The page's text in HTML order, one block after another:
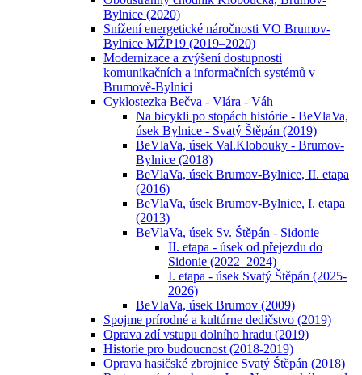
Bylnice (2020)
Snížení energetické náročnosti VO Brumov-
Bylnice MŽP19 (2019–2020)
Modernizace a zvýšení dostupnosti
komunikačních a informačních systémů v
Brumově-Bylnici
Cyklostezka Bečva - Vlára - Váh
Na bicykli po stopách histórie - BeVlaVa,
úsek Bylnice - Svatý Štěpán (2019)
BeVlaVa, úsek Val.Klobouky - Brumov-
Bylnice (2018)
BeVlaVa, úsek Brumov-Bylnice, II. etapa
(2016)
BeVlaVa, úsek Brumov-Bylnice, I. etapa
(2013)
BeVlaVa, úsek Sv. Štěpán - Sidonie
II. etapa - úsek od přejezdu do
Sidonie (2022–2024)
I. etapa - úsek Svatý Štěpán (2025-
2026)
BeVlaVa, úsek Brumov (2009)
Spojme prírodné a kultúrne dedičstvo (2019)
Oprava zdí vstupu dolního hradu (2019)
Historie pro budoucnost (2018-2019)
Oprava hasičské zbrojnice Svatý Štěpán (2018)